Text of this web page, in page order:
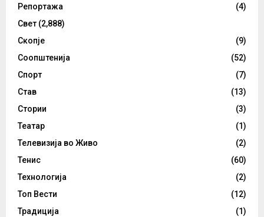
Репортажа
(4)
Свет (2,888)
Скопје
(9)
Соопштенија
(52)
Спорт
(7)
Став
(13)
Стории
(3)
Театар
(1)
Телевизија во Живо
(2)
Тенис
(60)
Технологија
(2)
Топ Вести
(12)
Традиција
(1)